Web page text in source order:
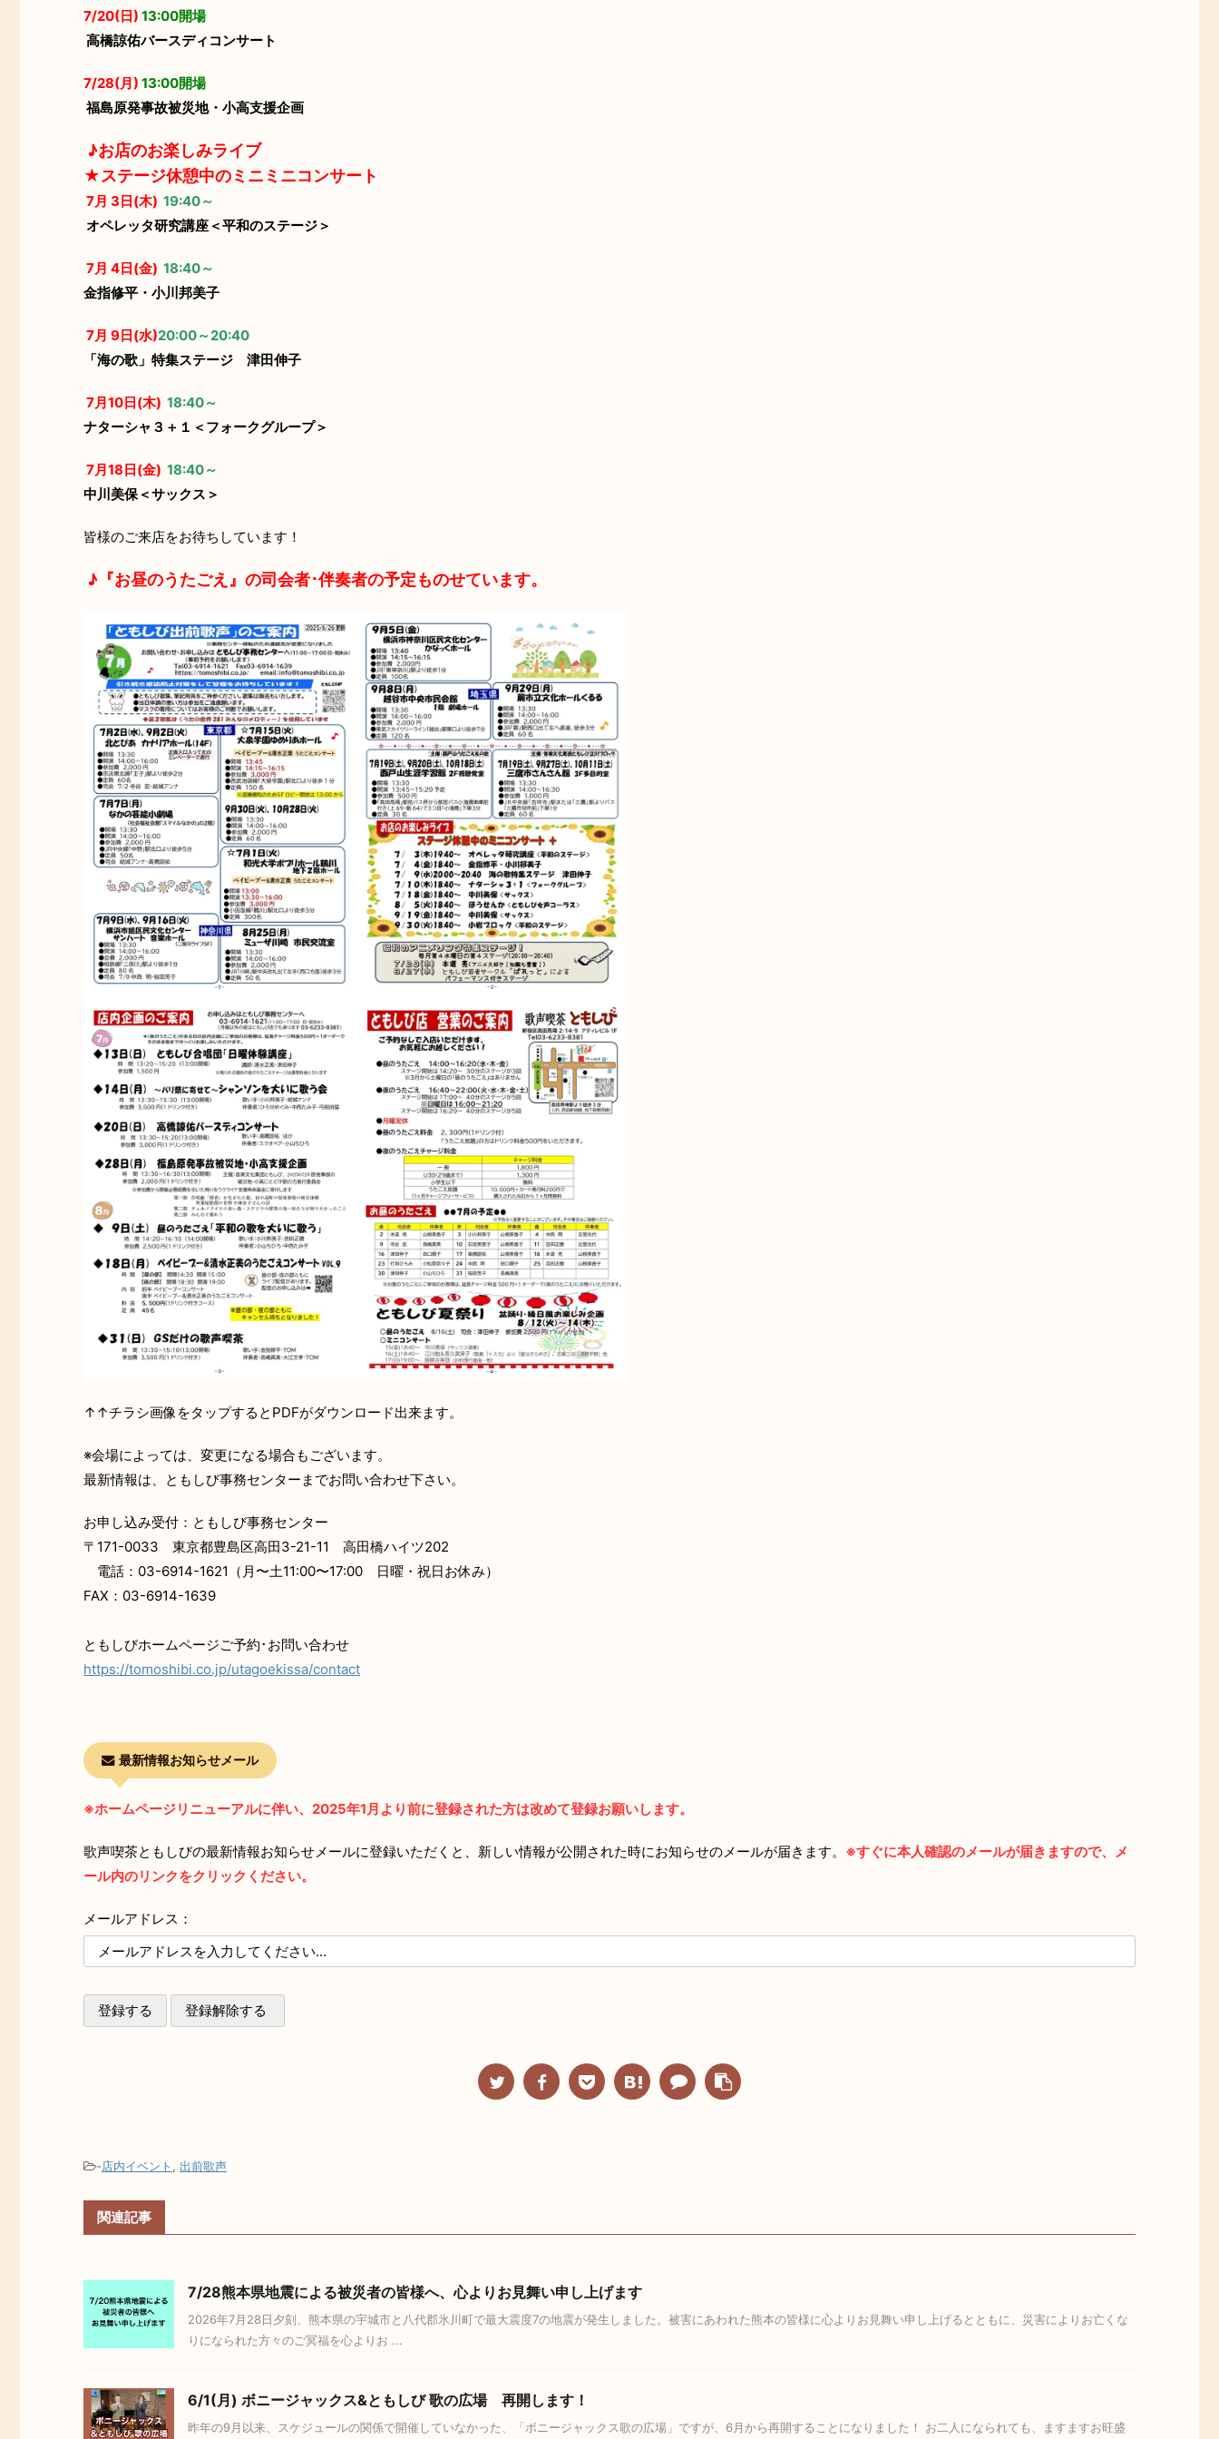
7/20(日) 13:00開場
高橋諒佑バースディコンサート
7/28(月) 13:00開場
福島原発事故被災地・小高支援企画
♪お店のお楽しみライブ
★ステージ休憩中のミニミニコンサート
7月 3日(木) 19:40～
オペレッタ研究講座＜平和のステージ＞
7月 4日(金) 18:40～
金指修平・小川邦美子
7月 9日(水)20:00～20:40
「海の歌」特集ステージ 津田伸子
7月10日(木) 18:40～
ナターシャ３＋１＜フォークグループ＞
7月18日(金) 18:40～
中川美保＜サックス＞
皆様のご来店をお待ちしています！
♪『お昼のうたごえ』の司会者･伴奏者の予定ものせています。
↑↑チラシ画像をタップするとPDFがダウンロード出来ます。
※会場によっては、変更になる場合もございます。
最新情報は、ともしび事務センターまでお問い合わせ下さい。
お申し込み受付：ともしび事務センター
〒171-0033 東京都豊島区高田3-21-11 高田橋ハイツ202
電話：03-6914-1621 （月〜土11:00〜17:00
日曜・祝日お休み）
FAX：03-6914-1639
ともしびホームページご予約･お問い合わせ
https://tomoshibi.co.jp/utagoekissa/contact
最新情報お知らせメール
※ホームページリニューアルに伴い、2025年1月より前に登録された方は改めて登録お願いします。
歌声喫茶ともしびの最新情報お知らせメールに登録いただくと、新しい情報が公開された時にお知らせのメールが届きます。 ※すぐに本人確認のメールが届きますので、メ
ール内のリンクをクリックください。
メールアドレス：
-店内イベント , 出前歌声
関連記事
7/28熊本県地震による被災者の皆様へ、心よりお見舞い申し上げます
2026年7月28日夕刻、熊本県の宇城市と八代郡氷川町で最大震度7の地震が発生しました。被害にあわれた熊本の皆様に心よりお見舞い申し上げるとともに、災害によりお亡くな
りになられた方々のご冥福を心よりお ...
6/1(月) ボニージャックス&ともしび 歌の広場 再開します！
昨年の9月以来、スケジュールの関係で開催していなかった、「ボニージャックス歌の広場」ですが、6月から再開することになりました！ お二人になられても、ますますお旺盛